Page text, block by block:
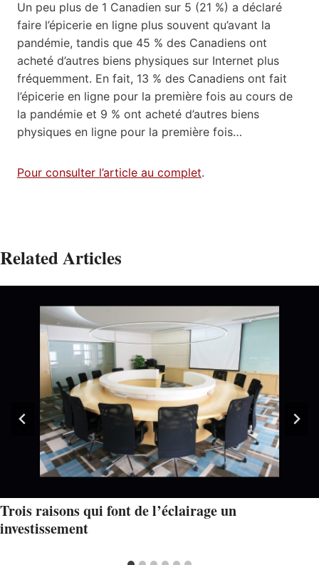
Un peu plus de 1 Canadien sur 5 (21 %) a déclaré
faire l’épicerie en ligne plus souvent qu’avant la
pandémie, tandis que 45 % des Canadiens ont
acheté d’autres biens physiques sur Internet plus
fréquemment. En fait, 13 % des Canadiens ont fait
l’épicerie en ligne pour la première fois au cours de
la pandémie et 9 % ont acheté d’autres biens
physiques en ligne pour la première fois…
Pour consulter l’article au complet.
Related Articles
Trois raisons qui font de l’éclairage un
investissement